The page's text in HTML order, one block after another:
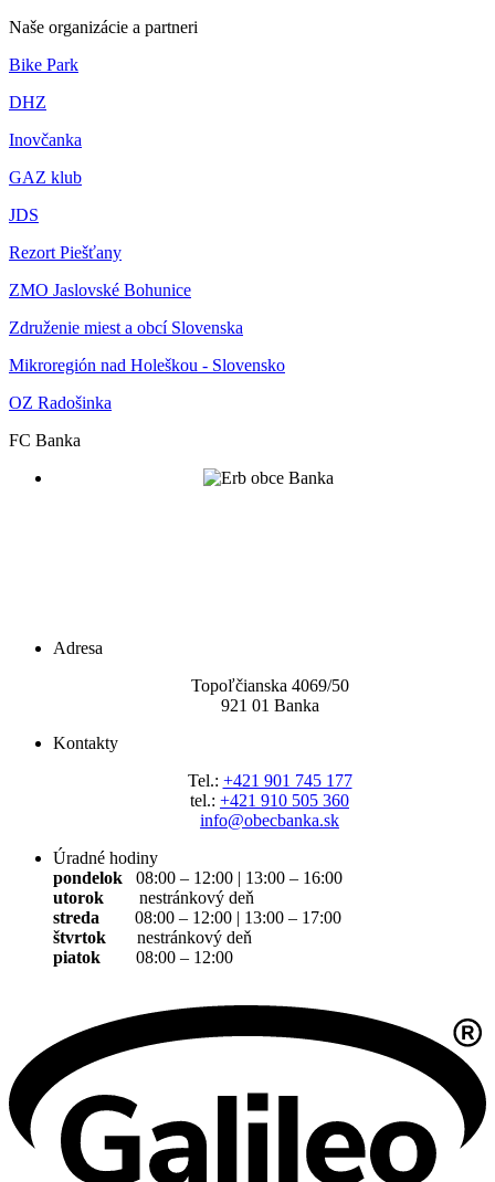
Naše organizácie a partneri
Bike Park
DHZ
Inovčanka
GAZ klub
JDS
Rezort Piešťany
ZMO Jaslovské Bohunice
Združenie miest a obcí Slovenska
Mikroregión nad Holeškou - Slovensko
OZ Radošinka
FC Banka
Adresa
Topoľčianska 4069/50
921 01 Banka
Kontakty
Tel.: +421 901 745 177
tel.: +421 910 505 360
info@obecbanka.sk
Úradné hodiny
pondelok
08:00 – 12:00 | 13:00 – 16:00
utorok nestránkový deň
streda 08:00 – 12:00 | 13:00 – 17:00
štvrtok nestránkový deň
piatok 08:00 – 12:00